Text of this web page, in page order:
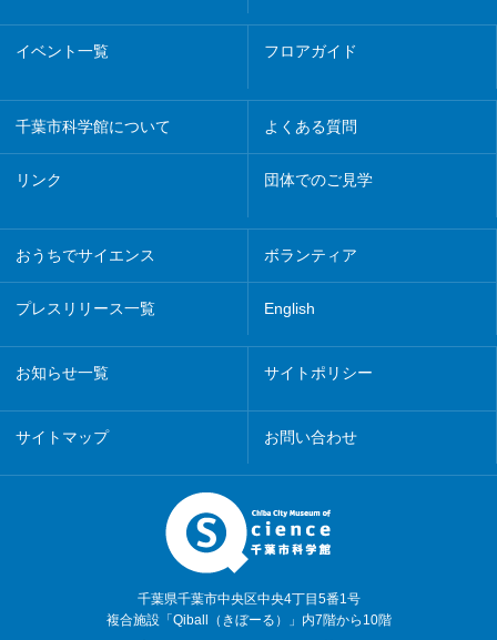
イベント一覧 フロアガイド
千葉市科学館について よくある質問
リンク 団体でのご見学
おうちでサイエンス ボランティア
プレスリリース一覧 English
お知らせ一覧 サイトポリシー
サイトマップ お問い合わせ
千葉県千葉市中央区中央4丁目5番1号
複合施設「Qiball（きぼーる）」内7階から10階